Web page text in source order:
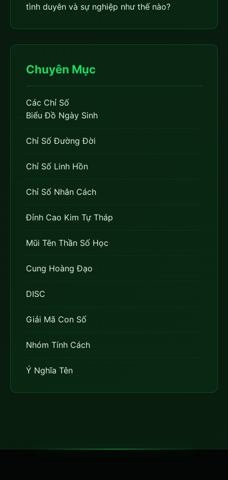
tình duyên và sự nghiệp như thế nào?
Chuyên Mục
Các Chỉ Số
Biểu Đồ Ngày Sinh
Chỉ Số Đường Đời
Chỉ Số Linh Hồn
Chỉ Số Nhân Cách
Đỉnh Cao Kim Tự Tháp
Mũi Tên Thần Số Học
Cung Hoàng Đạo
DISC
Giải Mã Con Số
Nhóm Tính Cách
Ý Nghĩa Tên